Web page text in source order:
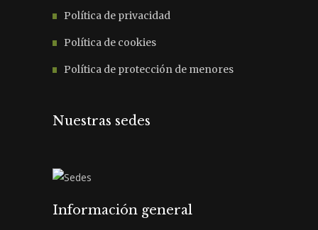
Política de privacidad
Política de cookies
Política de protección de menores
Nuestras sedes
Información general